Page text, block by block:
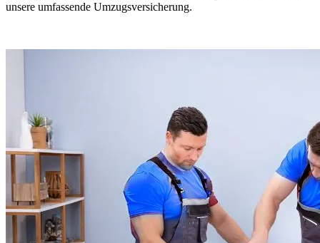
unsere umfassende Umzugsversicherung.